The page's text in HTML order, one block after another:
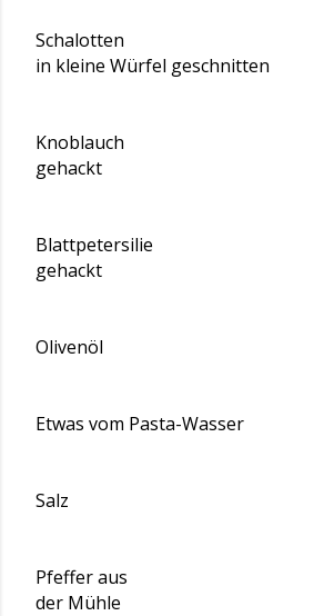
Schalotten
in kleine Würfel geschnitten
Knoblauch
gehackt
Blattpetersilie
gehackt
Olivenöl
Etwas vom Pasta-Wasser
Salz
Pfeffer aus
der Mühle